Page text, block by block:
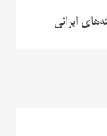
ایرانی